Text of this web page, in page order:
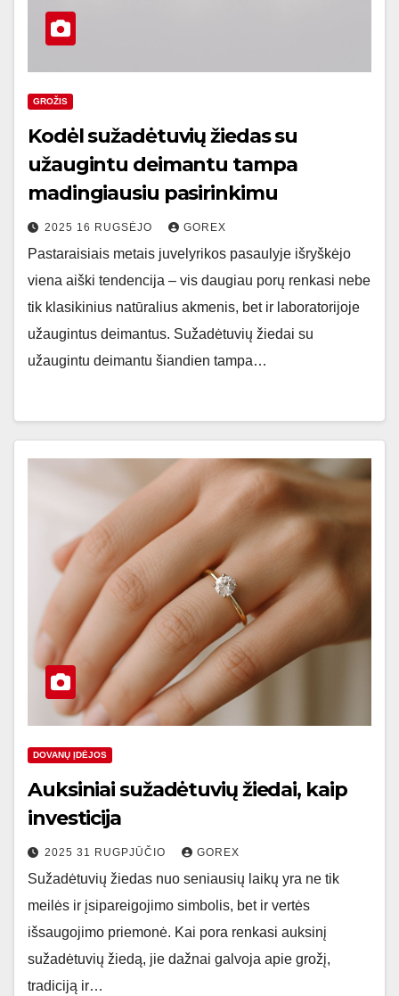
GROŽIS
Kodėl sužadėtuvių žiedas su
užaugintu deimantu tampa
madingiausiu pasirinkimu
2025 16 RUGSĖJO GOREX
Pastaraisiais metais juvelyrikos pasaulyje išryškėjo
viena aiški tendencija – vis daugiau porų renkasi nebe
tik klasikinius natūralius akmenis, bet ir laboratorijoje
užaugintus deimantus. Sužadėtuvių žiedai su
užaugintu deimantu šiandien tampa…
DOVANŲ ĮDĖJOS
Auksiniai sužadėtuvių žiedai, kaip
investicija
2025 31 RUGPJŪČIO GOREX
Sužadėtuvių žiedas nuo seniausių laikų yra ne tik
meilės ir įsipareigojimo simbolis, bet ir vertės
išsaugojimo priemonė. Kai pora renkasi auksinį
sužadėtuvių žiedą, jie dažnai galvoja apie grožį,
tradiciją ir…